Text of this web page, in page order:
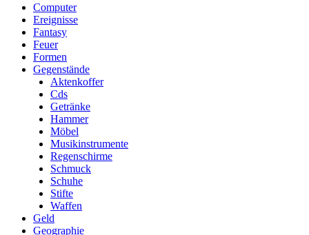
Computer
Ereignisse
Fantasy
Feuer
Formen
Gegenstände
Aktenkoffer
Cds
Getränke
Hammer
Möbel
Musikinstrumente
Regenschirme
Schmuck
Schuhe
Stifte
Waffen
Geld
Geographie